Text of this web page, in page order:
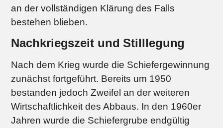
an der vollständigen Klärung des Falls
bestehen blieben.
Nachkriegszeit und Stilllegung
Nach dem Krieg wurde die Schiefergewinnung
zunächst fortgeführt. Bereits um 1950
bestanden jedoch Zweifel an der weiteren
Wirtschaftlichkeit des Abbaus. In den 1960er
Jahren wurde die Schiefergrube endgültig